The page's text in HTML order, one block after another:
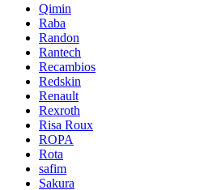
Qimin
Raba
Randon
Rantech
Recambios
Redskin
Renault
Rexroth
Risa Roux
ROPA
Rota
safim
Sakura